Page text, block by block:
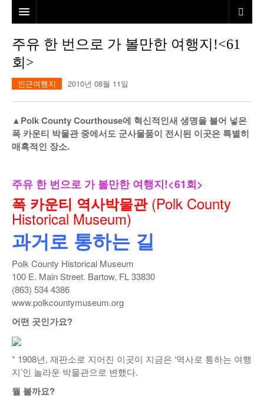
본사소개
뉴스
미국
발행인칼럼
이명덕칼럼
김선옥칼럼
건강
100인선/독자광장
100인선
여행
놀이공원
낚시/비치
골프
주유 한 번으로 가 볼만한 여행지!<61
회>
인근여행지 2010년 08월 11일
▲Polk County Courthouse에 혁신적인새 생명을 불어 넣은
폭 카운티 박물관 중에서도 군사물품이 전시된 이곳은 특별히
매혹적인 장소.
주유 한 번으로 가 볼만한 여행지!<61회>
폭 카운티 역사박물관(Polk County
Historical Museum)
과거로 통하는 길
Polk County Historical Museum
100 E. Main Street. Bartow, FL 33830
(863) 534 4386
www.polkcountymuseum.org
어떤 곳인가요?
* 1908년, 재판소로 지어진 이곳이 지금은 ‘역사로 통하는 여행
지’인 놀라운 박물관으로 변했다.
뭘 볼까요?